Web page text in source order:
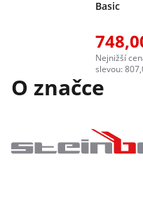
Basic
Nejnižší
slevou:
O značce